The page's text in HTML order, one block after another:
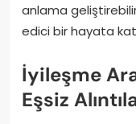
anlama
edici bir hayata
İyileşme
Eşsiz